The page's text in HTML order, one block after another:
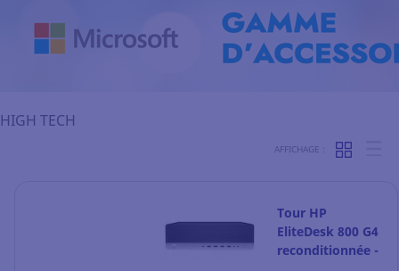
HIGH TECH
AFFICHAGE :
Tour HP
EliteDesk 800 G4
reconditionnée -